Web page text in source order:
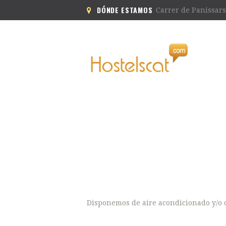
DÓNDE ESTAMOS Carrer de
Disponemos de aire acondicionado y/o